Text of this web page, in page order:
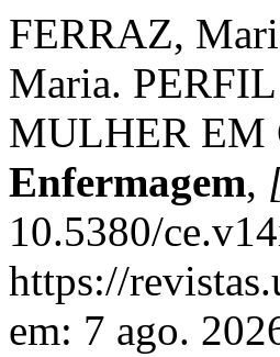
FERRAZ,
Maria.
MULHER
Enfermagem,
10.5380/
https://
em: 7 ago.